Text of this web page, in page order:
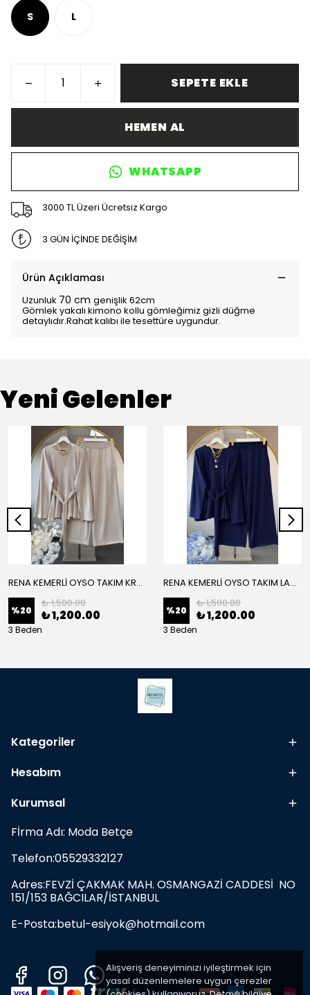
Alışveriş deneyiminizi iyileştirmek için
yasal düzenlemelere uygun çerezler
S L
SEPETE EKLE
HEMEN AL
WHATSAPP
3000 TL Üzeri Ücretsiz Kargo
3 GÜN İÇİNDE DEĞİŞİM
Ürün Açıklaması
Uzunluk 70 cm genişlik 62cm
Gömlek yakalı kimono kollu gömleğimiz gizli düğme
detaylıdır.Rahat kalıbı ile tesettüre uygundur.
Yeni Gelenler
RENA KEMERLİ OYSO TAKIM KREM
%20
₺ 1,500.00
₺ 1,200.00
3 Beden
RENA KEMERLİ OYSO TAKIM LACİVERT
%20
₺ 1,500.00
₺ 1,200.00
3 Beden
Kategoriler
Hesabım
Kurumsal
Fİrma Adı: Moda Betçe
Telefon:05529332127
Adres:FEVZİ ÇAKMAK MAH. OSMANGAZİ CADDESİ NO
151/153 BAĞCILAR/İSTANBUL
E-Posta:betul-esiyok@hotmail.com